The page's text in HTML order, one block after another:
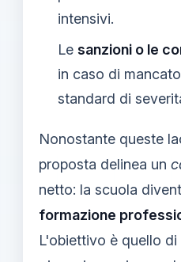
intensivi.
Le sanzioni o le
in caso di
standard di
Nonostante queste
proposta delinea un
netto: la scuola
formazione
L'obiettivo è quello